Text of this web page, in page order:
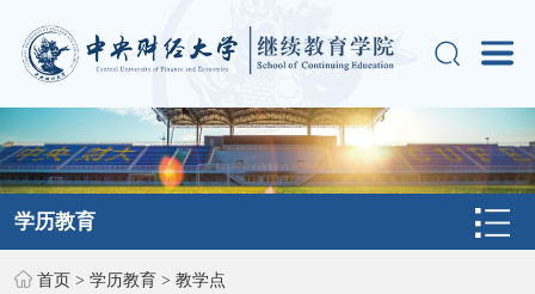
学历教育
首页 > 学历教育 > 教学点